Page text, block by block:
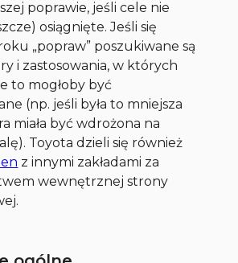
poprawie, jeśli cele nie
osiągnięte. Jeśli się
„popraw” poszukiwane są
i zastosowania, w których
to mogłoby być
(np. jeśli była to mniejsza
miała być wdrożona na
Toyota dzieli się również
z innymi zakładami za
wewnętrznej strony